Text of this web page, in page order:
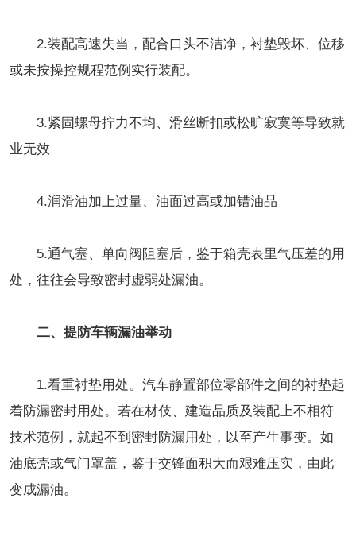
2.装配高速失当，配合口头不洁净，衬垫毁坏、位移
或未按操控规程范例实行装配。
3.紧固螺母拧力不均、滑丝断扣或松旷寂寞等导致就
业无效
4.润滑油加上过量、油面过高或加错油品
5.通气塞、单向阀阻塞后，鉴于箱壳表里气压差的用
处，往往会导致密封虚弱处漏油。
二、提防车辆漏油举动
1.看重衬垫用处。汽车静置部位零部件之间的衬垫起
着防漏密封用处。若在材伎、建造品质及装配上不相符
技术范例，就起不到密封防漏用处，以至产生事变。如
油底壳或气门罩盖，鉴于交锋面积大而艰难压实，由此
变成漏油。